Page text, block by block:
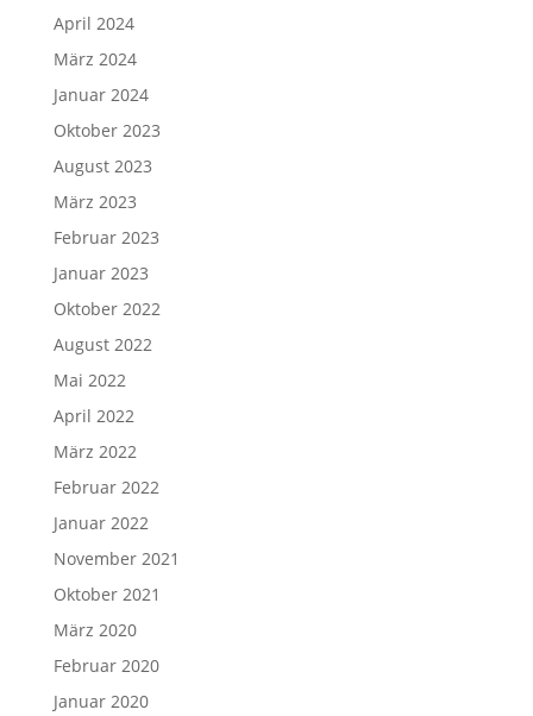
April 2024
März 2024
Januar 2024
Oktober 2023
August 2023
März 2023
Februar 2023
Januar 2023
Oktober 2022
August 2022
Mai 2022
April 2022
März 2022
Februar 2022
Januar 2022
November 2021
Oktober 2021
März 2020
Februar 2020
Januar 2020